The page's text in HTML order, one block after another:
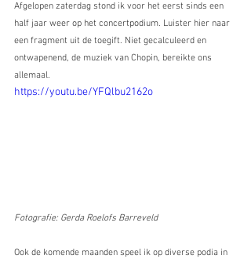
Afgelopen zaterdag stond ik voor het eerst sinds een
half jaar weer op het concertpodium. Luister hier naar
een fragment uit de toegift. Niet gecalculeerd en
ontwapenend, de muziek van Chopin, bereikte ons
allemaal.
https://youtu.be/YFQlbu2162o
Fotografie: Gerda Roelofs Barreveld
Ook de komende maanden speel ik op diverse podia in